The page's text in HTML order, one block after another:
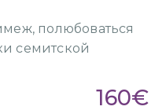
полюбоваться
семитской
160€